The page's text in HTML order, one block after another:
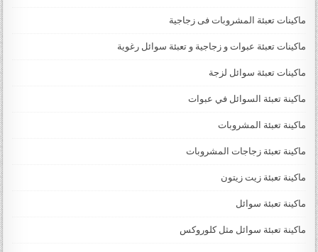
ماكينات تعبئة المشروبات فى زجاجية
ماكينات تعبئة عبوات و زجاجية و تعبئة سوائل رغوية
ماكينات تعبئة سوائل لزجة
‏‏‏ماكينة تعبئة السوائل في عبوات
ماكينة تعبئة المشروبات
ماكينة تعبئة زجاجات المشروبات
ماكينة تعبئة زيت زيتون
ماكينة تعبئة سوائل
ماكينة تعبئة سوائل مثل كلوروكس